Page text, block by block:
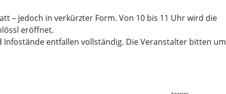
– jedoch in verkürzter Form. Von 10 bis 11 Uhr wird die
eröffnet.
entfallen vollständig. Die Veranstalter bitten um